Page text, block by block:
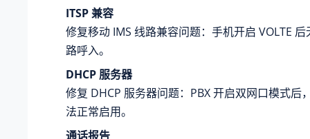
ITSP 兼容
修复移动 IMS 线路兼容问题：手机开启 VOLTE
路呼入。
DHCP 服务器
修复 DHCP 服务器问题：PBX 开启双网口模式后
法正常启用。
通话报告